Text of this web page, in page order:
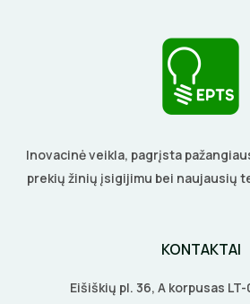
Inovacinė veikla, pagrįsta
prekių žinių įsigijimu bei naujausių
KONTAKTAI
Eišiškių pl. 36, A korpusas